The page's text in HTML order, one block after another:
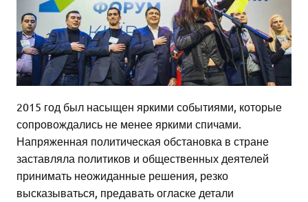
2015 год был насыщен яркими событиями, которые
сопровождались не менее яркими спичами.
Напряженная политическая обстановка в стране
заставляла политиков и общественных деятелей
принимать неожиданные решения, резко
высказываться, предавать огласке детали